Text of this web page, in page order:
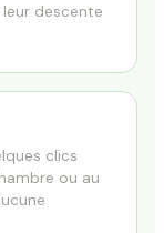
descente
clics
ou au